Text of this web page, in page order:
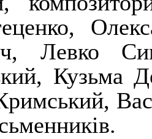
Левко
Кузьма